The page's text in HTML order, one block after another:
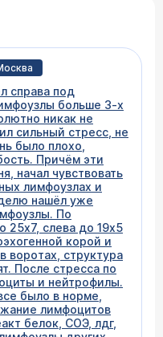
справа под
больше 3-х
никак не
сильный стресс, не
было плохо,
Причём эти
начал чувствовать
лимфоузлах и
нашёл уже
По
25х7, слева до 19х5
корой и
воротах, структура
После стресса по
и нейтрофилы.
было в норме,
лимфоцитов
белок, СОЭ, лдг,